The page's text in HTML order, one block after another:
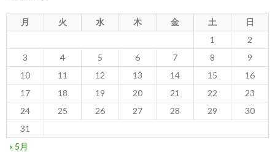
月 火 水 木 金 土
日
1
2
3
4 5 6 7 8
9
10
11 12 13 14 15
16
17
18 19 20 21 22
23
24
25 26 27 28 29
30
31
« 5月